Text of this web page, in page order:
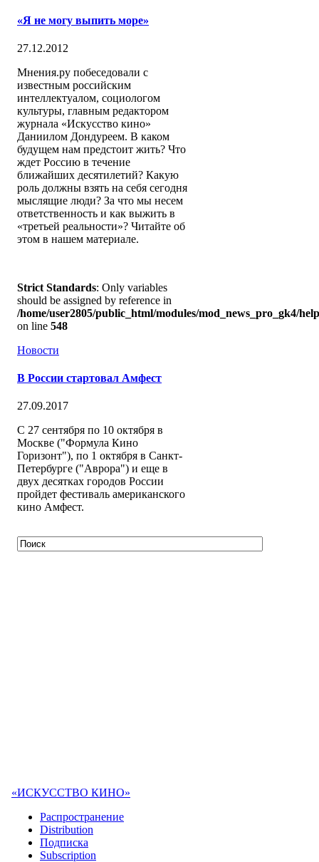
«Я не могу выпить море»
27.12.2012
Мнения.ру побеседовали с
известным российским
интеллектуалом, социологом
культуры, главным редактором
журнала «Искусство кино»
Даниилом Дондуреем. В каком
будущем нам предстоит жить? Что
ждет Россию в течение
ближайших десятилетий? Какую
роль должны взять на себя сегодня
мыслящие люди? За что мы несем
ответственность и как выжить в
«третьей реальности»? Читайте об
этом в нашем материале.
Strict Standards: Only variables
should be assigned by reference in
/home/user2805/public_html/modules/mod_news_pro_gk4/
on line 548
Новости
В России стартовал Амфест
27.09.2017
С 27 сентября по 10 октября в
Москве ("Формула Кино
Горизонт"), по 1 октября в Санкт-
Петербурге ("Аврора") и еще в
двух десятках городов России
пройдет фестиваль американского
кино Амфест.
«ИСКУССТВО КИНО»
Распространение
Distribution
Подписка
Subscription